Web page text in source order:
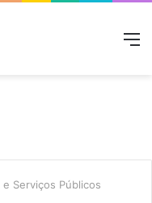
Serviços Públicos